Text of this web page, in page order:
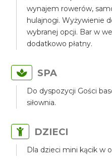
wynajem rowerów,
hulajnogi. Wyżywienie
wybranej opcji. Bar w
dodatkowo płatny.
SPA
Do dyspozycji Gości
siłownia.
DZIECI
Dla dzieci mini kącik w